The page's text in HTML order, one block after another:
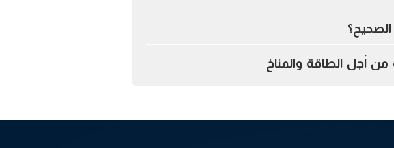
أجل الطاقة والمناخ